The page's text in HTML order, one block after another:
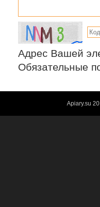
Адрес Вашей
Обязательные
Apiary.su